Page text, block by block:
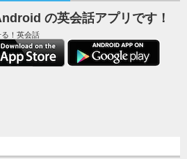
の英会話アプリです！
！英会話